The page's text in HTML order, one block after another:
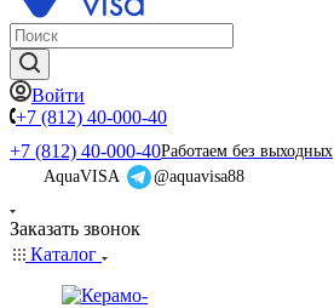
Войти
+7 (812) 40-000-40
+7 (812) 40-000-40Работаем без выходных
AquaVISA
@aquavisa88
Заказать звонок
Каталог